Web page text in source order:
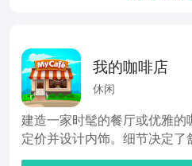
我的咖啡店
休闲
建造一家时髦的餐厅或优雅的
定价并设计内饰。细节决定了